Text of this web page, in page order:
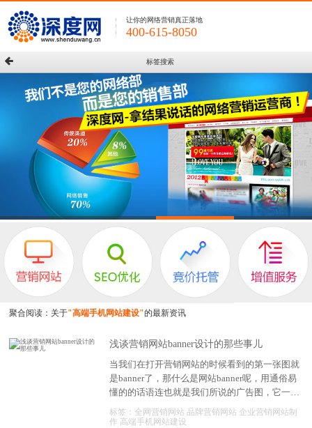
让你的网络营销真正落地
400-615-8050
标签搜索
聚合阅读：关于"高端手机网站建设"的最新资讯
浅谈营销网站banner设计的那些事儿
当我们在打开营销网站的时候看到的第一张图就
是banner了，那什么是网站banner呢，用通俗易
懂的的话语连也就是我们所说的广告图，它一般
包括背景、图片及文字/文案，网页设计的Banner
是用来表达网站价值或者传达广告信息的视觉主
标签： 全网营销网站 品牌营销网站 企业营销网站制
作 高端手机网站建设